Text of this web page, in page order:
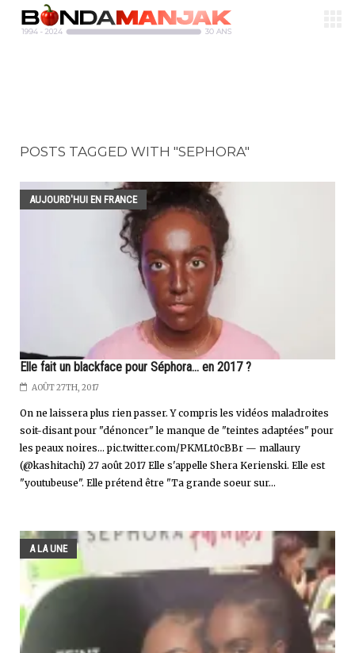
POSTS TAGGED WITH "SEPHORA"
AUJOURD'HUI EN FRANCE
Elle fait un blackface pour Séphora... en 2017 ?
AOÛT 27TH, 2017
On ne laissera plus rien passer. Y compris les vidéos maladroites
soit-disant pour "dénoncer" le manque de "teintes adaptées" pour
les peaux noires... pic.twitter.com/PKMLt0cBBr — mallaury
(@kashitachi) 27 août 2017 Elle s'appelle Shera Kerienski. Elle est
"youtubeuse". Elle prétend être "Ta grande soeur sur...
A LA UNE